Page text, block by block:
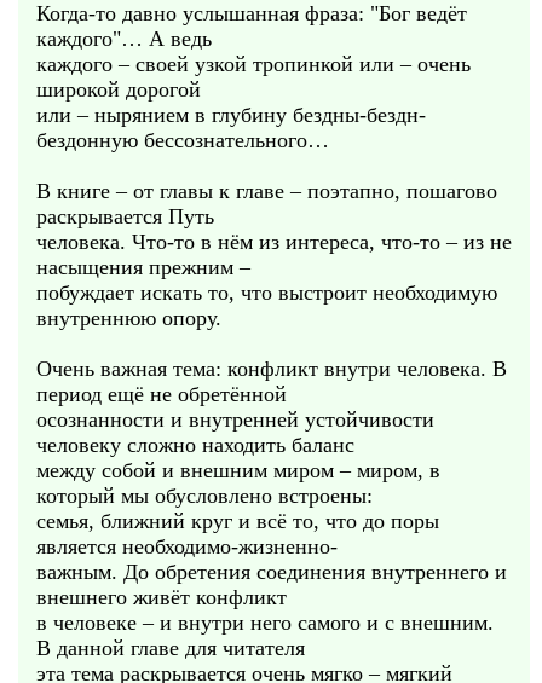
Когда-то давно услышанная фраза: "Бог ведёт
каждого"… А ведь
каждого – своей узкой тропинкой или – очень
широкой дорогой
или – нырянием в глубину бездны-бездн-
бездонную бессознательного…
В книге – от главы к главе – поэтапно, пошагово
раскрывается Путь
человека. Что-то в нём из интереса, что-то – из не
насыщения прежним –
побуждает искать то, что выстроит необходимую
внутреннюю опору.
Очень важная тема: конфликт внутри человека. В
период ещё не обретённой
осознанности и внутренней устойчивости
человеку сложно находить баланс
между собой и внешним миром – миром, в
который мы обусловлено встроены:
семья, ближний круг и всё то, что до поры
является необходимо-жизненно-
важным. До обретения соединения внутреннего и
внешнего живёт конфликт
в человеке – и внутри него самого и с внешним.
В данной главе для читателя
эта тема раскрывается очень мягко – мягкий